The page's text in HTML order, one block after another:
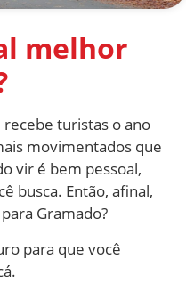
melhor
turistas o ano
movimentados que
vir é bem pessoal,
busca. Então, afinal,
Gramado?
para que você